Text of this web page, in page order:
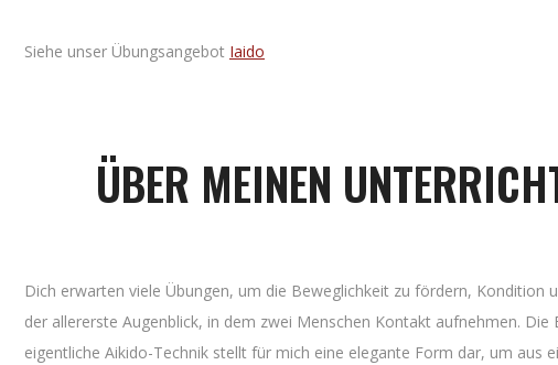
Siehe unser Übungsangebot Iaido
ÜBER MEINEN
Dich erwarten viele Übungen, um die Beweglichkeit zu fördern,
der allererste Augenblick, in dem zwei Menschen Kontakt aufnehmen.
eigentliche Aikido-Technik stellt für mich eine elegante Form dar, um